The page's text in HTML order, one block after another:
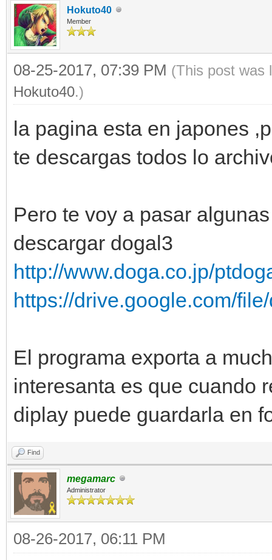
Hokuto40
Member
08-25-2017, 07:39 PM (This post was
Hokuto40.)
la pagina esta en japones
te descargas todos lo
Pero te voy a pasar
descargar dogal3
http://www.doga.co.jp/
https://drive.google.com/
El programa exporta a
interesanta es que cuando
diplay puede guardarla en
Find
megamarc
Administrator
08-26-2017, 06:11 PM